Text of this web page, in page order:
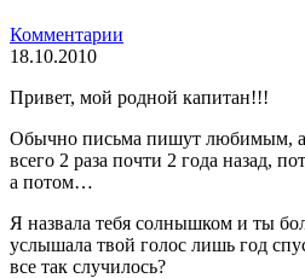
Комментарии
18.10.2010
Привет, мой родной капитан!!!
Обычно письма пишут любимым, а
всего 2 раза почти 2 года назад,
а потом…
Я назвала тебя солнышком и ты
услышала твой голос лишь год
все так случилось?